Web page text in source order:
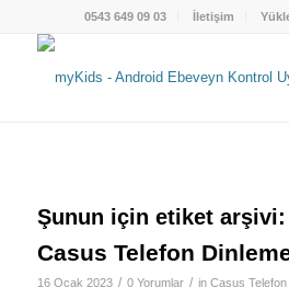
0543 649 09 03 İletişim
Şunun için etiket arşivi:
Casus Telefon
16 Ocak 2023 / 0 Yorumlar / in Casus Telefon